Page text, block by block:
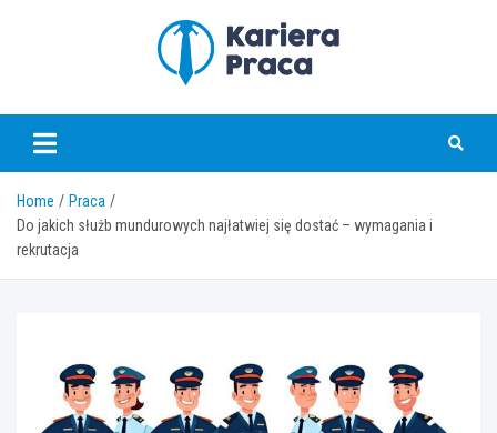
karierapraca.pl
Home
Praca
Do jakich służb mundurowych najłatwiej się dostać – wymagania i
rekrutacja